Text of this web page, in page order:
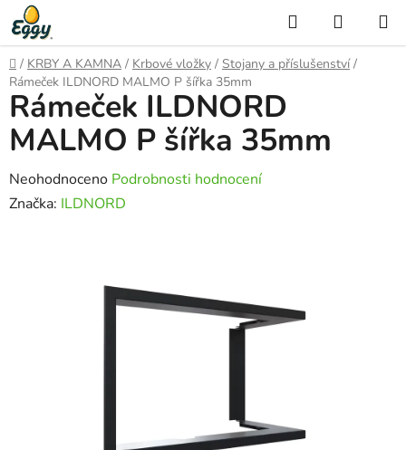
Přejít
na
obsah
Hledat
KOŠÍK
Domů
/ KRBY A KAMNA / Krbové vložky / Stojany a příslušenství /
Rámeček ILDNORD MALMO P šířka 35mm
Rámeček ILDNORD
MALMO P šířka 35mm
Průměrné
hodnocení
Neohodnoceno Podrobnosti hodnocení
Značka: ILDNORD